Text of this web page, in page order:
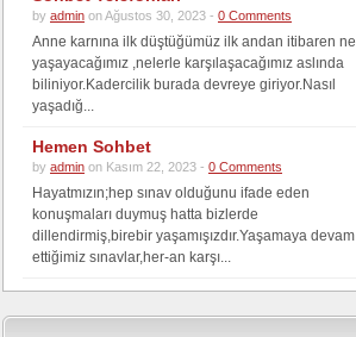
by admin on Ağustos 30, 2023 - 0 Comments
Anne karnına ilk düştüğümüz ilk andan itibaren ne
yaşayacağımız ,nelerle karşılaşacağımız aslında
biliniyor.Kadercilik burada devreye giriyor.Nasıl
yaşadığ...
Hemen Sohbet
by admin on Kasım 22, 2023 - 0 Comments
Hayatmızın;hep sınav olduğunu ifade eden
konuşmaları duymuş hatta bizlerde
dillendirmiş,birebir yaşamışızdır.Yaşamaya devam
ettiğimiz sınavlar,her-an karşı...